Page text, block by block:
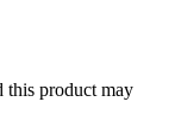
this product may